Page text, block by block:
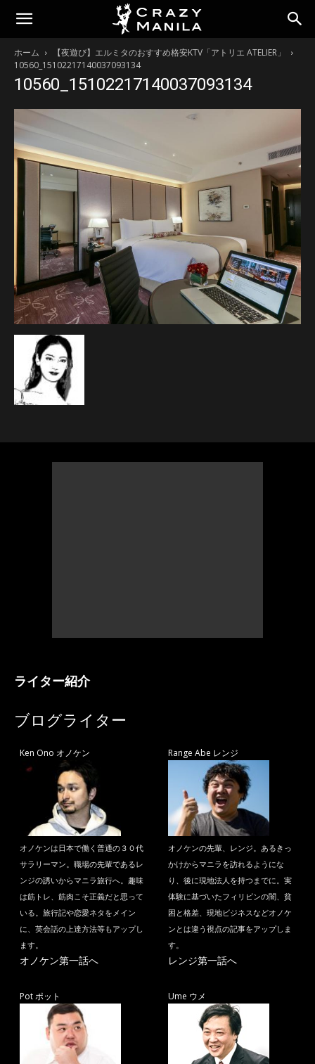
ホーム
【夜遊び】エルミタのおすすめ格安KTV「アトリエ ATELIER」
10560_15102217140037093134
10560_15102217140037093134
ライター紹介
ブログライター
Ken Ono オノケン
オノケンは日本で働く普通の３０代
サラリーマン。職場の先輩であるレ
ンジの誘いからマニラ旅行へ。趣味
は筋トレ、筋肉こそ正義だと思って
いる。旅行記や恋愛ネタをメイン
に、英会話の上達方法等もアップし
ます。
オノケン第一話へ
Range Abe レンジ
オノケンの先輩、レンジ。あるきっ
かけからマニラを訪れるようにな
り、後に現地法人を持つまでに。実
体験に基づいたフィリピンの闇、貧
困と格差、現地ビジネスなどオノケ
ンとは違う視点の記事をアップしま
す。
レンジ第一話へ
Pot ポット Ume ウメ